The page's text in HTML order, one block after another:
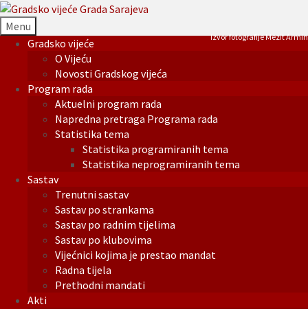
Menu
Gradsko vijeće
O Vijeću
Novosti Gradskog vijeća
Program rada
Aktuelni program rada
Napredna pretraga Programa rada
Statistika tema
Statistika programiranih tema
Statistika neprogramiranih tema
Sastav
Trenutni sastav
Sastav po strankama
Sastav po radnim tijelima
Sastav po klubovima
Vijećnici kojima je prestao mandat
Radna tijela
Prethodni mandati
Akti
Izvor fotografije Mezit Armin